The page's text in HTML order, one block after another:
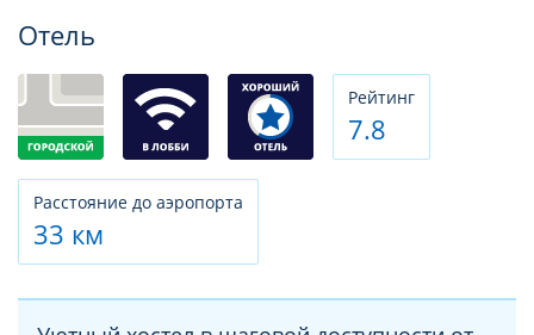
Отель
Рeйтинг
7.8
Расстояние до аэропорта
33 км